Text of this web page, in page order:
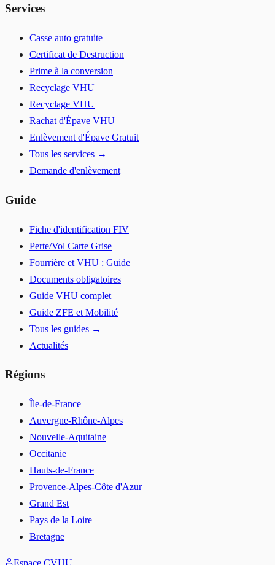
Services
Casse auto gratuite
Certificat de Destruction
Prime à la conversion
Recyclage VHU
Recyclage VHU
Rachat d'Épave VHU
Enlèvement d'Épave Gratuit
Tous les services →
Demande d'enlèvement
Guide
Fiche d'identification FIV
Perte/Vol Carte Grise
Fourrière et VHU : Guide
Documents obligatoires
Guide VHU complet
Guide ZFE et Mobilité
Tous les guides →
Actualités
Régions
Île-de-France
Auvergne-Rhône-Alpes
Nouvelle-Aquitaine
Occitanie
Hauts-de-France
Provence-Alpes-Côte d'Azur
Grand Est
Pays de la Loire
Bretagne
Espace CVHU